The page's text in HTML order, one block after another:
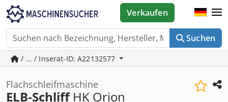
Suchen
Verkaufen
/ ... / Inserat-ID: A22132577
Flachschleifmaschine
ELB-SchliffHK Orion